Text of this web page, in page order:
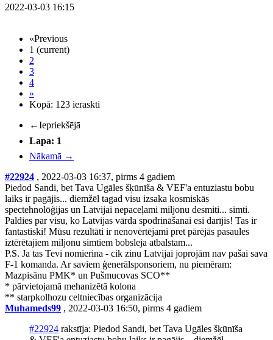
2022-03-03 16:15
«Previous
1 (current)
2
3
4
»
Kopā: 123 ieraskti
←Iepriekšējā
Lapa: 1
Nākamā →
#22924 , 2022-03-03 16:37, pirms 4 gadiem
Piedod Sandi, bet Tava Ugāles šķūnīša & VEF'a entuziastu bobu
laiks ir pagājis... diemžēl tagad visu izsaka kosmiskās
spectehnolōģijas un Latvijai nepaceļami miljonu desmiti... simti.
Paldies par visu, ko Latvijas vārda spodrināšanai esi darījis! Tas ir
fantastiski! Mūsu rezultāti ir nenovērtējami pret pārējās pasaules
iztērētajiem miljonu simtiem bobsleja atbalstam...
P.S. Ja tas Tevi nomierina - cik zinu Latvijai joprojām nav pašai sava
F-1 komanda. Ar saviem ģenerālsponsoriem, nu piemēram:
Mazpisānu PMK* un Pušmucovas SCO**
* pārvietojamā mehanizētā kolona
** starpkolhozu celtniecības organizācija
Muhameds99 , 2022-03-03 16:50, pirms 4 gadiem
#22924 rakstīja: Piedod Sandi, bet Tava Ugāles šķūnīša